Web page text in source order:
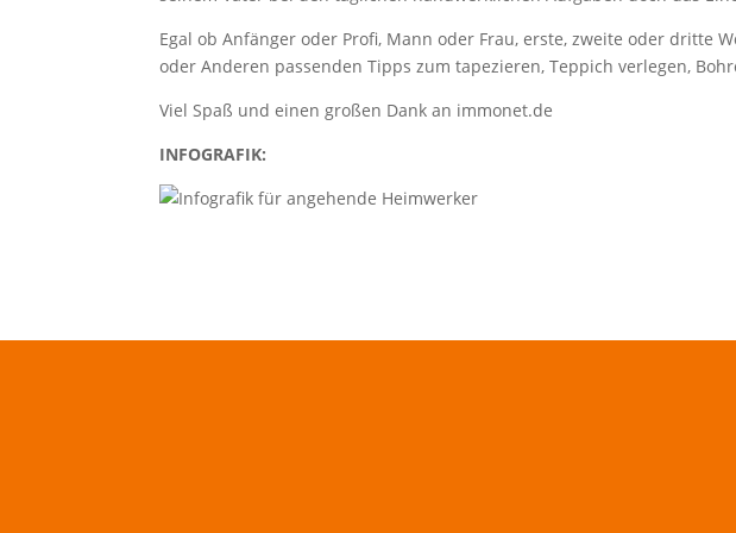
Egal ob Anfänger oder Profi, Mann oder Frau, erste, zweite oder dritte
oder Anderen passenden Tipps zum tapezieren, Teppich verlegen,
Viel Spaß und einen großen Dank an immonet.de
INFOGRAFIK: